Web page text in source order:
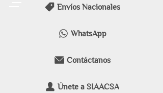
Envíos Nacionales
WhatsApp
Contáctanos
Únete a SIAACSA